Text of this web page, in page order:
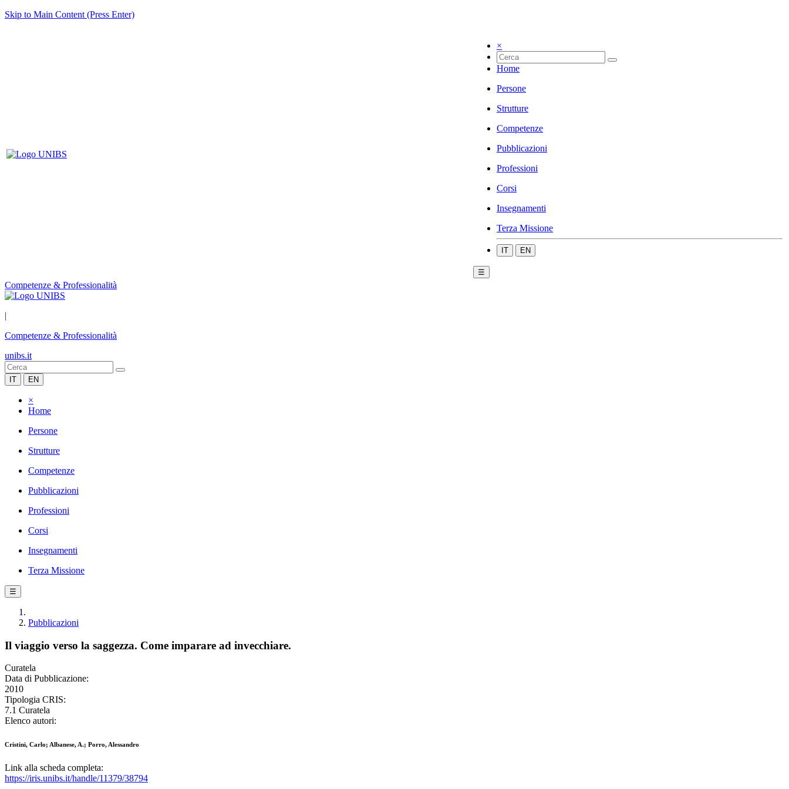
Skip to Main Content (Press Enter)
×
Home
Persone
Strutture
Competenze
Pubblicazioni
Professioni
Corsi
Insegnamenti
Terza Missione
IT EN
☰
Competenze & Professionalità
|
Competenze & Professionalità
unibs.it
IT EN
×
Home
Persone
Strutture
Competenze
Pubblicazioni
Professioni
Corsi
Insegnamenti
Terza Missione
☰
Pubblicazioni
Il viaggio verso la saggezza. Come imparare ad invecchiare.
Curatela
Data di Pubblicazione:
2010
Tipologia CRIS:
7.1 Curatela
Elenco autori:
Cristini, Carlo; Albanese, A.; Porro, Alessandro
Link alla scheda completa:
https://iris.unibs.it/handle/11379/38794